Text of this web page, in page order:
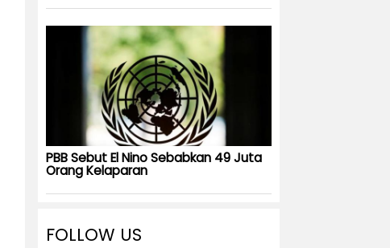
PBB Sebut El Nino Sebabkan 49 Juta
Orang Kelaparan
FOLLOW US